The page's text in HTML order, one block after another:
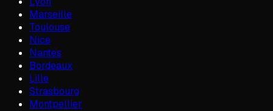
Marseille
Toulouse
Nice
Nantes
Bordeaux
Lille
Strasbourg
Montpellier